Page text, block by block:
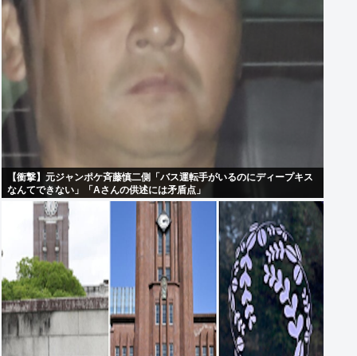
【衝撃】元ジャンポケ斉藤慎二側「バス運転手がいるのにディープキス
なんてできない」「Aさんの供述には矛盾点」